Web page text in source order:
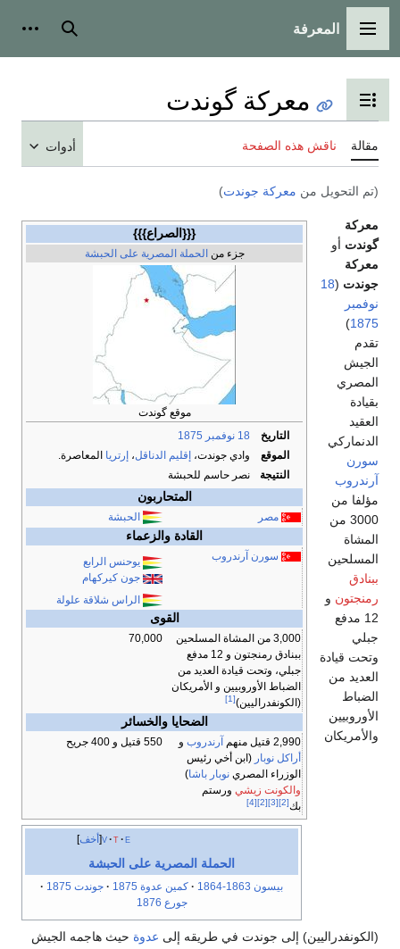
القائمة الرئيسية
المعرفة بحث
تبديل عرض جدول المحتويات
معركة گوندت
مقالة ناقش هذه الصفحة أدوات
(تم التحويل من معركة جوندت)
{{{الصراع}}}
جزء من الحملة المصرية على الحبشة
موقع گوندت
التاريخ
18 نوفمبر
1875
الموقع
وادي جوندت، إقليم الدناقل، إرتريا المعاصرة.
النتيجة
نصر حاسم للحبشة
المتحاربون
مصر الحبشة
القادة والزعماء
سورن آرندروب
يوحنس الرابع
جون كيركهام
الراس شلاقة علولة
القوى
3,000 من المشاة المسلحين
ببنادق رمنجتون و 12 مدفع
جبلي، وتحت قيادة العديد من
الضباط الأوروبيين و الأمريكان
(الكونفدراليين)[1]
70,000
الضحايا والخسائر
2,990 قتيل منهم آرندروب و
أراكل نوبار (ابن أخي رئيس
الوزراء المصري نوبار باشا)
والكونت زيشي ورستم
بك[2]
[3]
[2]
[4]
550 قتيل و 400 جريح
أخف v t e
الحملة المصرية على الحبشة
بيسون 1863-1864 كمين عدوة 1875
جوندت 1875
جورع 1876
معركة
گوندت أو
معركة
جوندت (
18
نوفمبر
1875
)
تقدم
الجيش
المصري
بقيادة
العقيد
الدنماركي
سورن
آرندروب
مؤلفا من
3000 من
المشاة
المسلحين
ببنادق
رمنجتون و
12 مدفع
جبلي
وتحت قيادة
العديد من
الضباط
الأوروبيين
والأمريكان
(الكونفدراليين) إلى جوندت في طريقه إلى عدوة حيث هاجمه الجيش